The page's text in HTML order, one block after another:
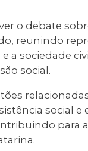
o debate
reunindo
a sociedade
social.
social
para